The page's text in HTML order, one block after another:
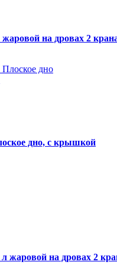
на дровах 2
дно, с крышкой
жаровой на дровах 2